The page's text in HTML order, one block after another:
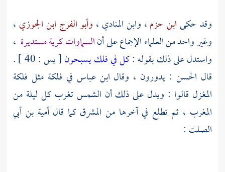
وقد حكىابن حزم، وابن المنادي ، وأبو الفرج ابن الجوزي ،
وغير واحد من العلماء الإجماع على أنالسماوات كرية مستديرة ،
واستدل على ذلك بقوله :كل في فلك يسبحون
[ يس : 40 ] .
قال الحسن : يدورون ، وقال ابن عباس في فلكة مثل فلكة
المغزل قالوا : ويدل على ذلك أن الشمس تغرب كل ليلة من
المغرب ، ثم تطلع في آخرها من المشرق كما قالأمية بن أبي
الصلت: